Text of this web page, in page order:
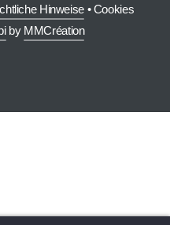
Hinweise•Cookies
by MMCréation